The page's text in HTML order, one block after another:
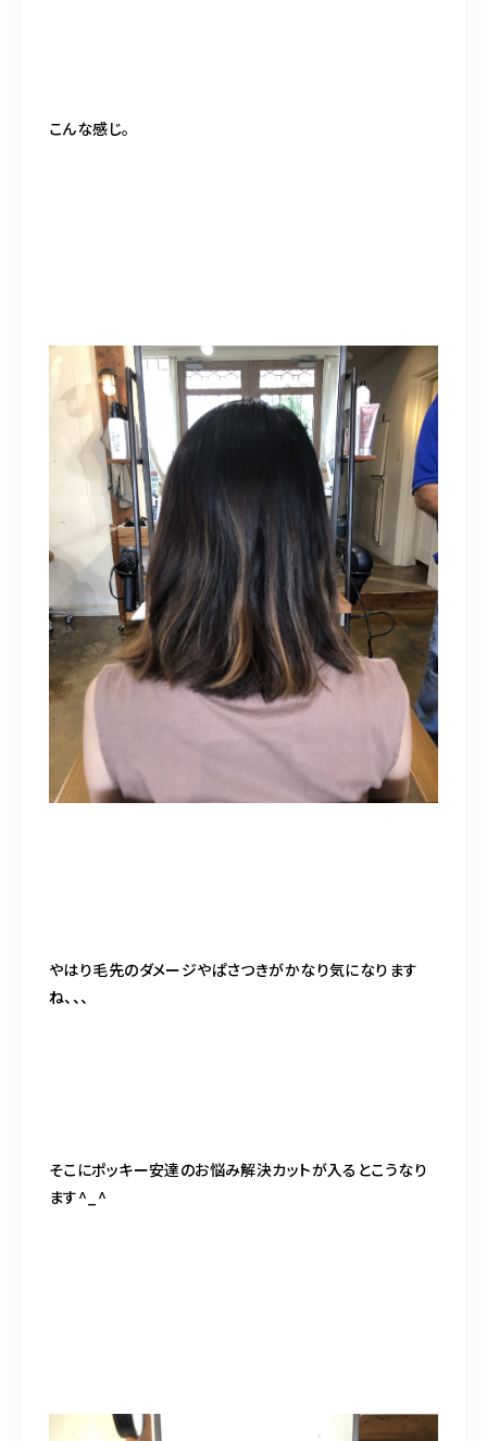
こんな感じ。
やはり毛先のダメージやぱさつきがかなり気になります
ね、、、
そこにポッキー安達のお悩み解決カットが入るとこうなり
ます^_^